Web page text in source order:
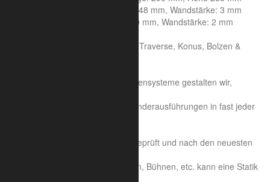
Rohrdurchmesser Hauptrohr: 48 mm, Wandstärke: 3 mm
Rohrdurchmesser Streben: 20 mm, Wandstärke: 2 mm
Traversen Set bestehend aus Traverse, Konus, Bolzen &
Auf der Basis unserer Traversensysteme gestalten wir,
Sonderkonstruktionen und Sonderausführungen in fast jeder
Unsere Traversen sind TÜV geprüft und nach den neuesten
Für individuelle Konstruktionen, Bühnen, etc. kann eine Statik